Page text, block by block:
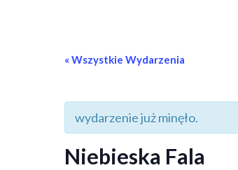
« Wszystkie Wydarzenia
wydarzenie już minęło.
Niebieska Fala